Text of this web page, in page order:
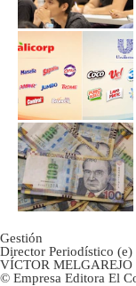
Gestión
Director Periodístico (e)
VÍCTOR MELGAREJO
© Empresa Editora El